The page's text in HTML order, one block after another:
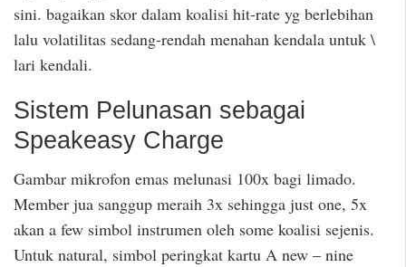
sini. bagaikan skor dalam koalisi hit-rate yg berlebihan
lalu volatilitas sedang-rendah menahan kendala untuk \
lari kendali.
Sistem Pelunasan sebagai
Speakeasy Charge
Gambar mikrofon emas melunasi 100x bagi limado.
Member jua sanggup meraih 3x sehingga just one, 5x
akan a few simbol instrumen oleh some koalisi sejenis.
Untuk natural, simbol peringkat kartu A new – nine